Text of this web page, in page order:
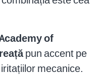
of
pun accent pe
mecanice.